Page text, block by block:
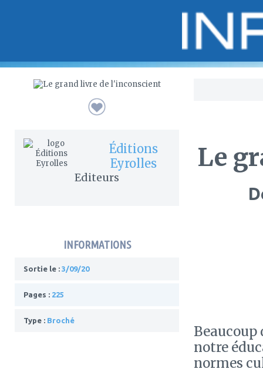
Éditions
Eyrolles
Editeurs
INFORMATIONS
Sortie le : 3/09/20
Pages : 225
Type : Broché
Le
Beaucoup
notre
normes